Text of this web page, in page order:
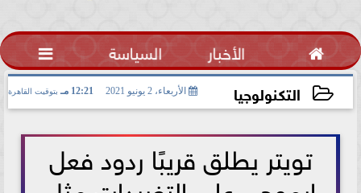
 الأخبار السياسة 
التكنولوجيا الأربعاء، 2 يونيو 2021 12:21 مـ بتوقيت القاهرة
تويتر يطلق قريبًا ردود فعل